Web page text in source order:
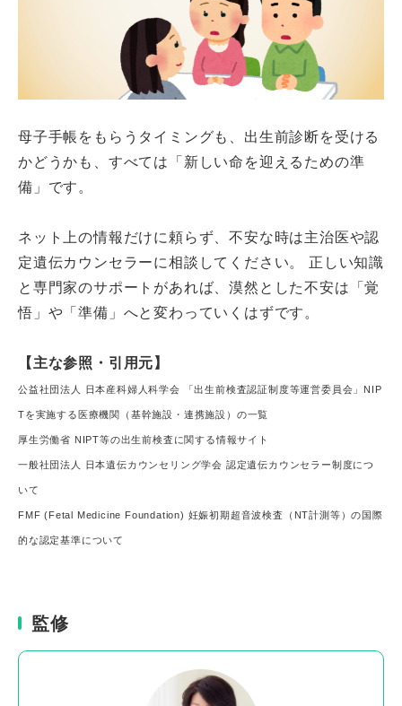
母子手帳をもらうタイミングも、出生前診断を受ける
かどうかも、すべては「新しい命を迎えるための準
備」です。
ネット上の情報だけに頼らず、不安な時は主治医や認
定遺伝カウンセラーに相談してください。 正しい知識
と専門家のサポートがあれば、漠然とした不安は「覚
悟」や「準備」へと変わっていくはずです。
【主な参照・引用元】
公益社団法人 日本産科婦人科学会 「出生前検査認証制度等運営委員会」NIP
Tを実施する医療機関（基幹施設・連携施設）の一覧
厚生労働省 NIPT等の出生前検査に関する情報サイト
一般社団法人 日本遺伝カウンセリング学会 認定遺伝カウンセラー制度につ
いて
FMF (Fetal Medicine Foundation) 妊娠初期超音波検査（NT計測等）の国際
的な認定基準について
監修